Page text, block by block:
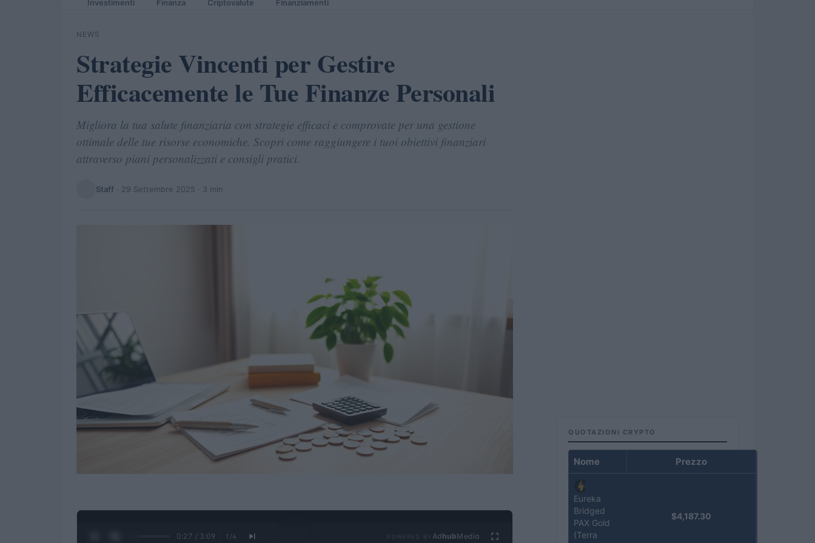
Investimenti Finanza Criptovalute Finanziamenti
NEWS
Strategie Vincenti per Gestire
Efficacemente le Tue Finanze Personali
Migliora la tua salute finanziaria con strategie efficaci e comprovate per una gestione
ottimale delle tue risorse economiche. Scopri come raggiungere i tuoi obiettivi finanziari
attraverso piani personalizzati e consigli pratici.
Staff · 29 Settembre 2025 · 3 min
0:28 / 3:09 1 /4 Ad hubMedia
QUOTAZIONI CRYPTO
Nome Prezzo
Eureka
Bridged
PAX Gold
(Terra
$4,187.30